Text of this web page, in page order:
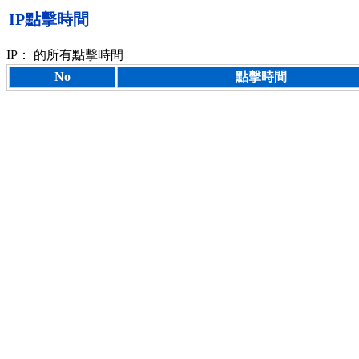
IP點擊時間
IP：
的所有點擊時間
No
點擊時間